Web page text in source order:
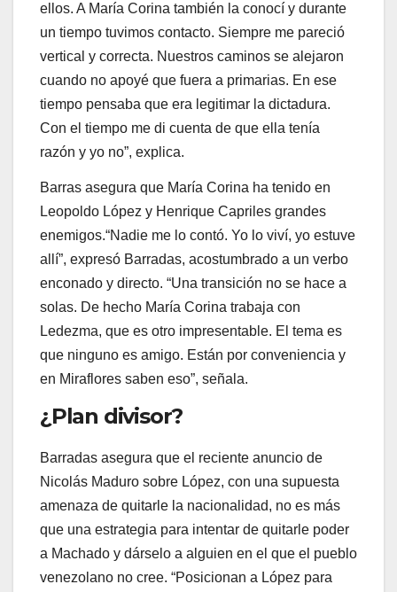
ellos. A María Corina también la conocí y durante
un tiempo tuvimos contacto. Siempre me pareció
vertical y correcta. Nuestros caminos se alejaron
cuando no apoyé que fuera a primarias. En ese
tiempo pensaba que era legitimar la dictadura.
Con el tiempo me di cuenta de que ella tenía
razón y yo no”, explica.
Barras asegura que María Corina ha tenido en
Leopoldo López y Henrique Capriles grandes
enemigos.“Nadie me lo contó. Yo lo viví, yo estuve
allí”, expresó Barradas, acostumbrado a un verbo
enconado y directo. “Una transición no se hace a
solas. De hecho María Corina trabaja con
Ledezma, que es otro impresentable. El tema es
que ninguno es amigo. Están por conveniencia y
en Miraflores saben eso”, señala.
¿Plan divisor?
Barradas asegura que el reciente anuncio de
Nicolás Maduro sobre López, con una supuesta
amenaza de quitarle la nacionalidad, no es más
que una estrategia para intentar de quitarle poder
a Machado y dárselo a alguien en el que el pueblo
venezolano no cree. “Posicionan a López para